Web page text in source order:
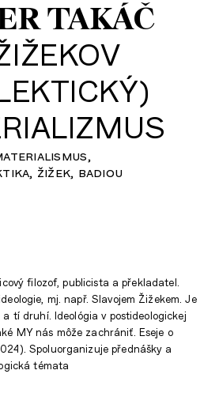
TAKÁČ
žižek badiou
filozof, publicista a překladatel.
mj. např. Slavojem Žižekem. Je
tí druhí. Ideológia v postideologickej
MY nás môže zachrániť. Eseje o
Spoluorganizuje přednášky a
témata